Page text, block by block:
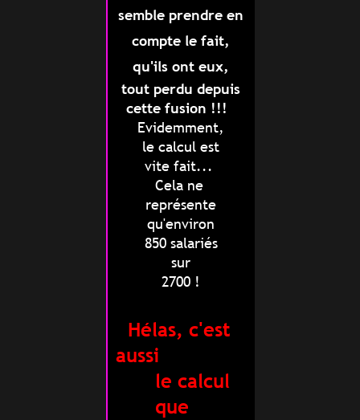
semble prendre en
compte le fait,
qu'ils ont eux,
tout perdu depuis
cette fusion !!!
Evidemment,
le calcul est
vite fait...
Cela ne
représente
qu'environ
850 salariés
sur
2700 !
Hélas, c'est
aussi
le calcul
que